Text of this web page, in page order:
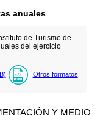
anuales
de Turismo de
del ejercicio
) Otros formatos
Y MEDIO